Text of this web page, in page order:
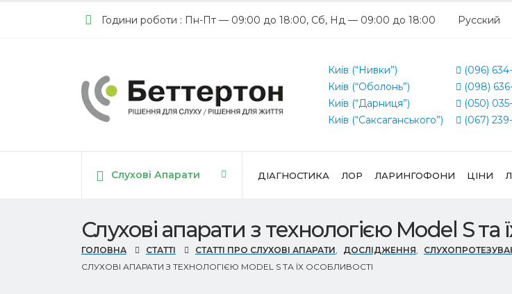
Години роботи : Пн-Пт — 09:00 до 18:00, Сб, Нд — 09:00 до 18:00 Русский
Київ (“Нивки”)
Київ (“Оболонь”)
Київ (“Дарниця”)
Київ (“Саксаганського”)
(096)
(098)
(050)
(067)
Слухові Апарати ДІАГНОСТИКА ЛОР ЛАРИНГОФОНИ ЦІНИ
Слухові апарати з технологією Model S та
ГОЛОВНА СТАТТІ СТАТТІ ПРО СЛУХОВІ АПАРАТИ, ДОСЛІДЖЕННЯ,
СЛУХОВІ АПАРАТИ З ТЕХНОЛОГІЄЮ MODEL S ТА ЇХ ОСОБЛИВОСТІ